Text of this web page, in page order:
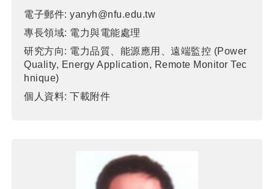
電子郵件: yanyh@nfu.edu.tw
專長領域: 電力與電能處理
研究方向: 電力品質、能源應用、遠端監控 (Power
Quality, Energy Application, Remote Monitor Tec
hnique)
個人資料: 下載附件